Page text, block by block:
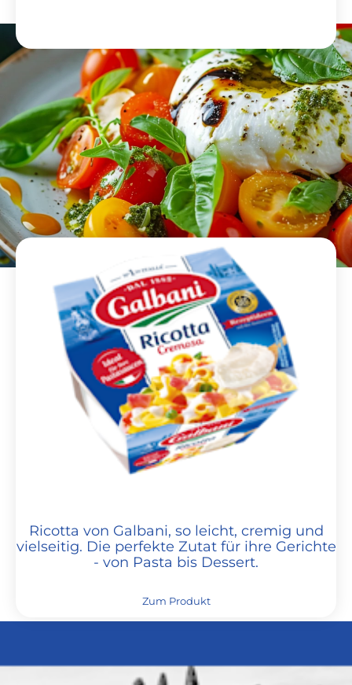
Ricotta von Galbani, so leicht, cremig und
vielseitig. Die perfekte Zutat für ihre Gerichte
- von Pasta bis Dessert.
Zum Produkt